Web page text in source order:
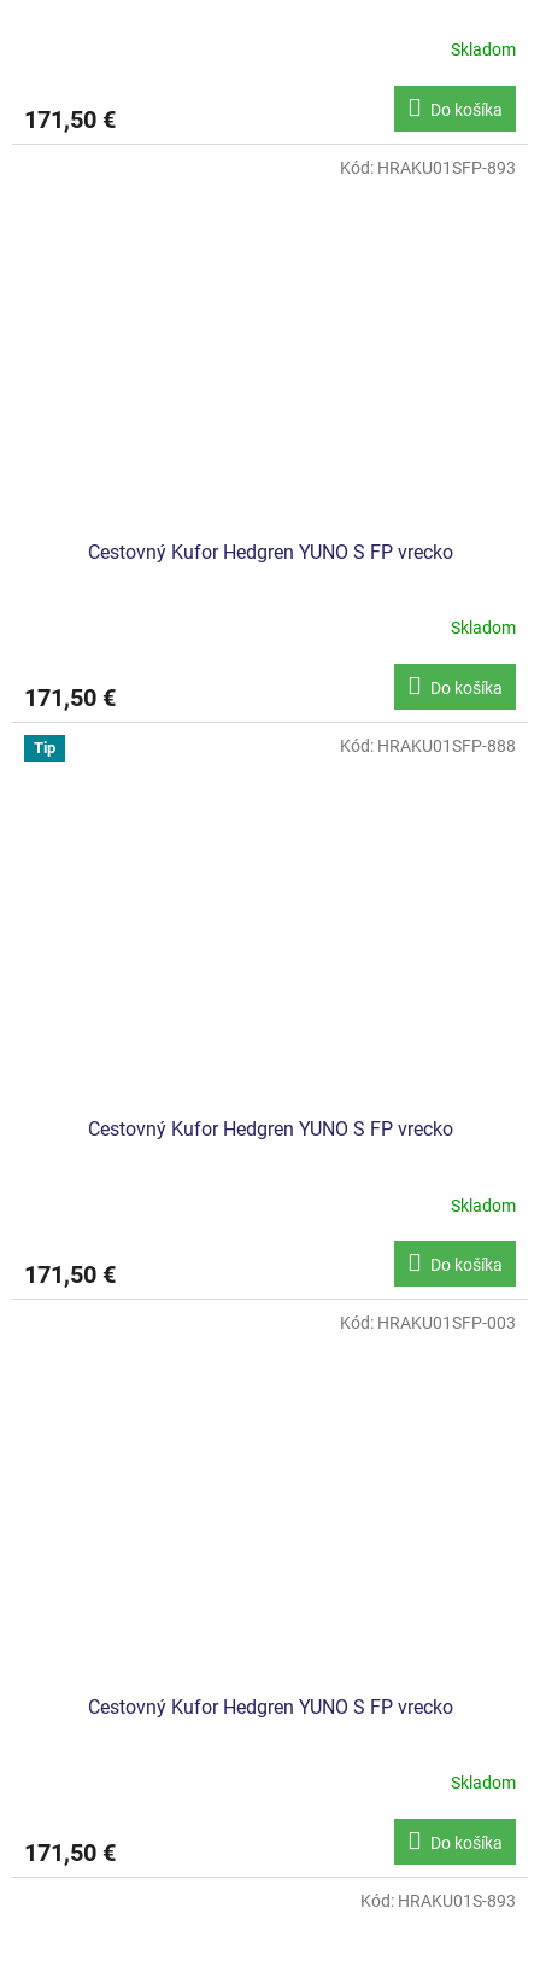
Skladom
171,50 € Do košíka
Cestovný Kufor Hedgren YUNO S FP vrecko
Skladom
171,50 € Do košíka
Kód: HRAKU01SFP-893
Tip
Cestovný Kufor Hedgren YUNO S FP vrecko
Skladom
171,50 € Do košíka
Kód: HRAKU01SFP-888
Cestovný Kufor Hedgren YUNO S FP vrecko
Skladom
171,50 € Do košíka
Kód: HRAKU01SFP-003
Kód: HRAKU01S-893